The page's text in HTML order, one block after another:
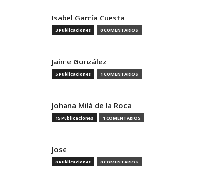
Isabel García Cuesta
3 Publicaciones 0 COMENTARIOS
Jaime González
5 Publicaciones 1 COMENTARIOS
Johana Milá de la Roca
15 Publicaciones 1 COMENTARIOS
Jose
0 Publicaciones 0 COMENTARIOS